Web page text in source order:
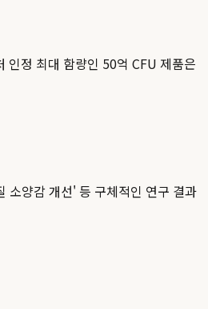
인정 최대 함량인 50억 CFU 제품은
소양감 개선' 등 구체적인 연구 결과